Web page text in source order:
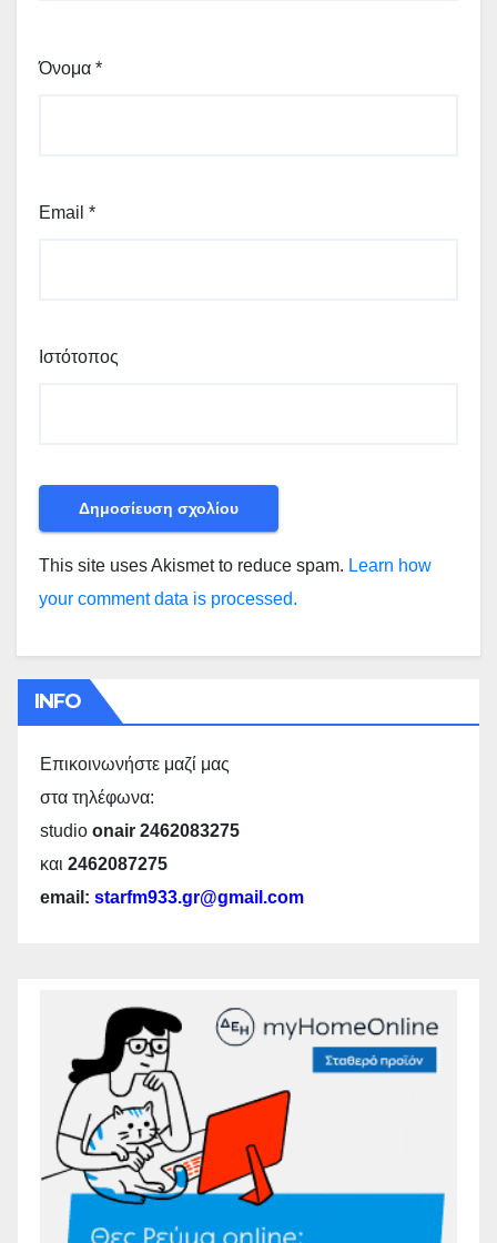
Όνομα *
Email *
Ιστότοπος
This site uses Akismet to reduce spam. Learn how
your comment data is processed.
INFO
Επικοινωνήστε μαζί μας
στα τηλέφωνα:
studio onair 2462083275
και 2462087275
email: starfm933.gr@gmail.com